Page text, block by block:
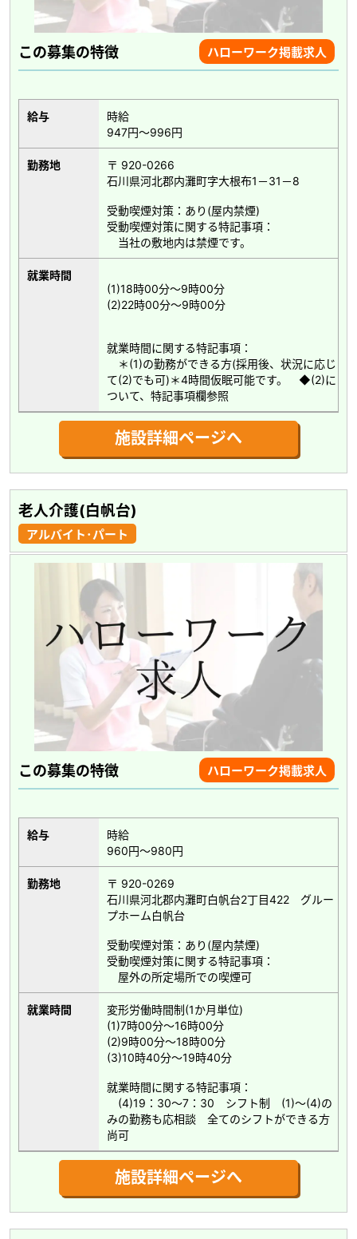
この募集の特徴 ハローワーク掲載求人
給与
時給
947円～996円
勤務地
〒 920-0266
石川県河北郡内灘町字大根布1－31－8
受動喫煙対策：あり(屋内禁煙)
受動喫煙対策に関する特記事項：
当社の敷地内は禁煙です。
就業時間
(1)18時00分～9時00分
(2)22時00分～9時00分
就業時間に関する特記事項：
＊(1)の勤務ができる方(採用後、状況に応じ
て(2)でも可)＊4時間仮眠可能です。 ◆(2)に
ついて、特記事項欄参照
施設詳細ページへ
老人介護(白帆台)
アルバイト･パート
この募集の特徴 ハローワーク掲載求人
給与
時給
960円～980円
勤務地
〒 920-0269
石川県河北郡内灘町白帆台2丁目422 グルー
プホーム白帆台
受動喫煙対策：あり(屋内禁煙)
受動喫煙対策に関する特記事項：
屋外の所定場所での喫煙可
就業時間
変形労働時間制(1か月単位)
(1)7時00分～16時00分
(2)9時00分～18時00分
(3)10時40分～19時40分
就業時間に関する特記事項：
(4)19：30～7：30 シフト制 (1)～(4)の
みの勤務も応相談 全てのシフトができる方
尚可
施設詳細ページへ